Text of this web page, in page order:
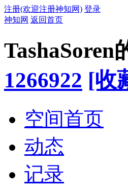
注册(欢迎注册神知网) 登录
神知网 返回首页
TashaSoren
1266922 [收
空间首页
动态
记录